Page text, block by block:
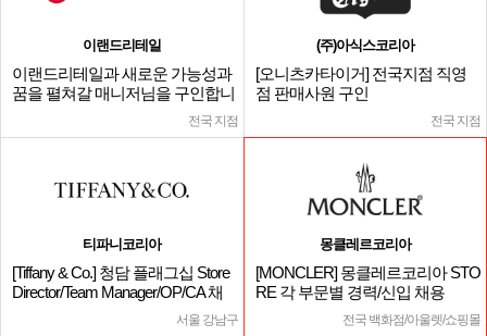
이랜드리테일
이랜드리테일과 새로운 가능성과
꿈을 펼쳐갈 매니저님을 구인합니
전국 지점
(주)아식스코리아
[오니츠카타이거] 전국지점 직영
점 판매사원 구인
전국 지점
티파니코리아
[Tiffany & Co.] 청담 플래그십 Store
Director/Team Manager/OP/CA 채
서울 강남구
몽클레르코리아
[MONCLER] 몽클레르코리아 STO
RE 각 부문별 경력/신입 채용
전국 백화점/아울렛/쇼핑몰